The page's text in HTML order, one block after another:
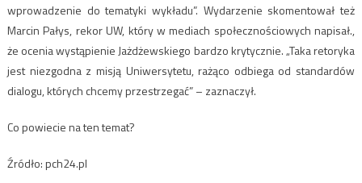
wprowadzenie do tematyki wykładu”. Wydarzenie skomentował też
Marcin Pałys, rekor UW, który w mediach społecznościowych napisał.,
że ocenia wystąpienie Jażdżewskiego bardzo krytycznie. „Taka retoryka
jest niezgodna z misją Uniwersytetu, rażąco odbiega od standardów
dialogu, których chcemy przestrzegać” – zaznaczył.
Co powiecie na ten temat?
Źródło: pch24.pl